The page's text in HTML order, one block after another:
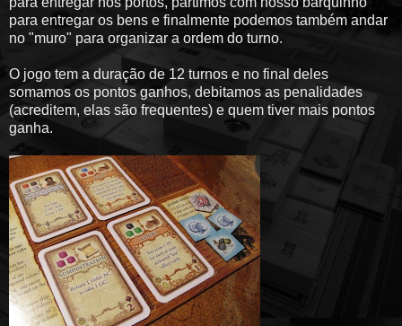
para entregar os bens e finalmente podemos também andar
no "muro" para organizar a ordem do turno.
O jogo tem a duração de 12 turnos e no final deles
somamos os pontos ganhos, debitamos as penalidades
(acreditem, elas são frequentes) e quem tiver mais pontos
ganha.